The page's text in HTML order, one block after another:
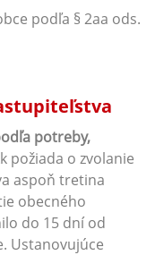
podľa § 2aa ods.
potreby,
požiada o zvolanie
aspoň tretina
obecného
do 15 dní od
Ustanovujúce